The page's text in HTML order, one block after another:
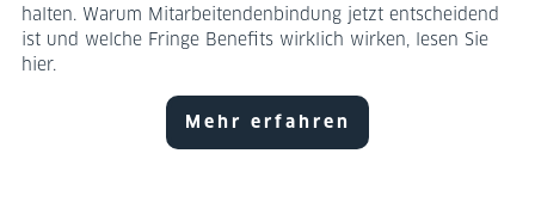
halten. Warum Mitarbeitendenbindung jetzt entscheidend
ist und welche Fringe Benefits wirklich wirken, lesen Sie
hier.
Mehr erfahren